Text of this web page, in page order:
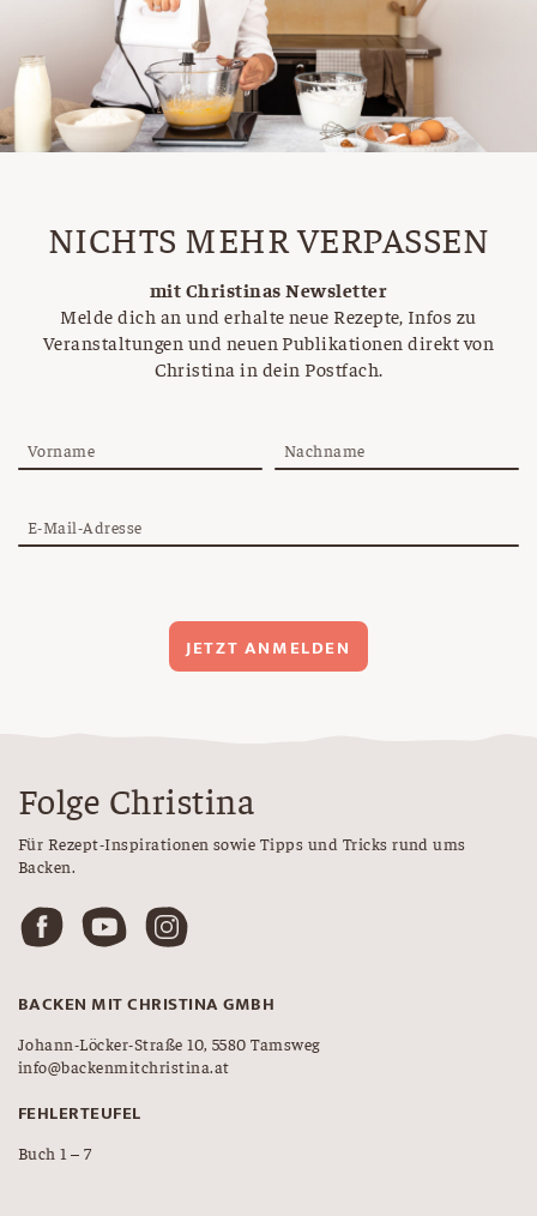
NICHTS MEHR VERPASSEN
mit Christinas Newsletter
Melde dich an und erhalte neue Rezepte, Infos zu
Veranstaltungen und neuen Publikationen direkt von
Christina in dein Postfach.
Vorname Nachname
E-Mail-Adresse
JETZT ANMELDEN
Folge Christina
Für Rezept-Inspirationen sowie Tipps und Tricks rund ums
Backen.
BACKEN MIT CHRISTINA GMBH
Johann-Löcker-Straße 10, 5580 Tamsweg
info@backenmitchristina.at
FEHLERTEUFEL
Buch 1 – 7